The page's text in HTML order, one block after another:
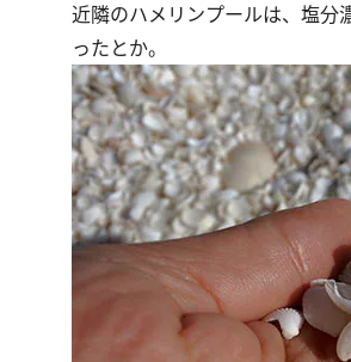
近隣のハメリンプールは、塩分
ったとか。